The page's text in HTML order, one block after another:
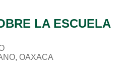
LA ESCUELA
OAXACA